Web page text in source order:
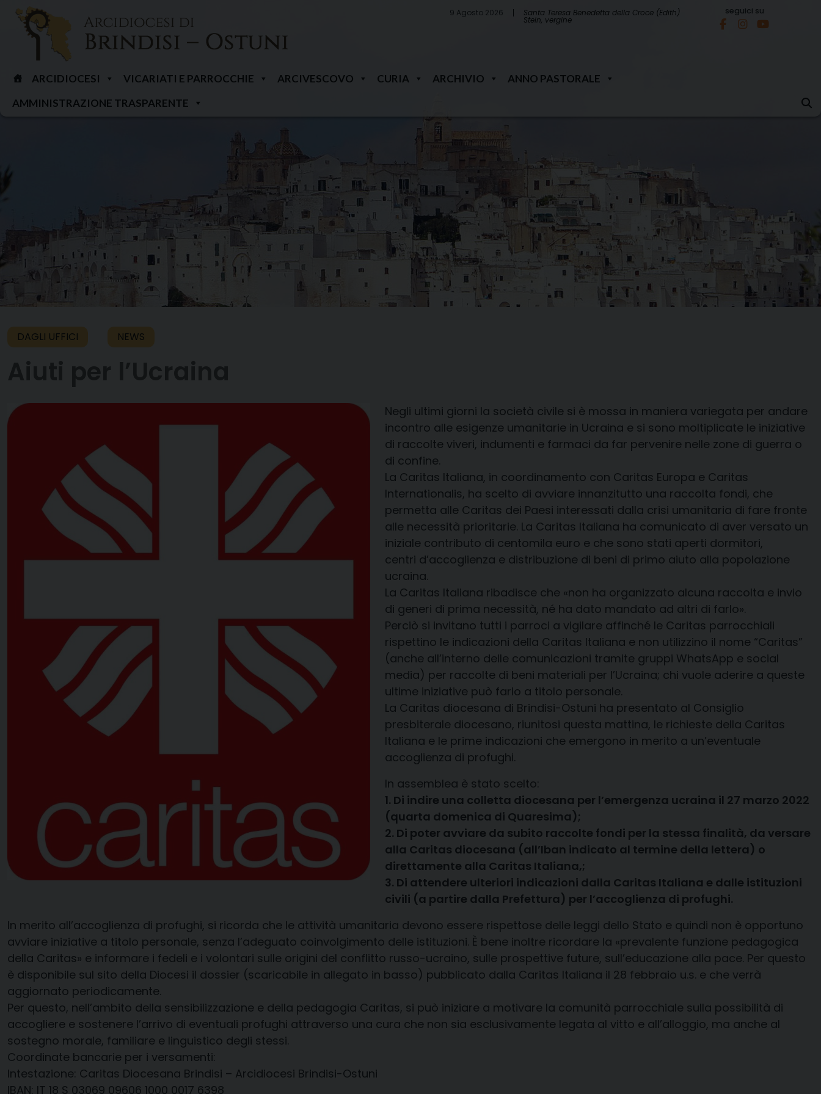
Skip
content
9 Agosto 2026 Santa Teresa Benedetta della Croce (Edith)
Stein, vergine
seguici su
ARCIDIOCESI VICARIATI E PARROCCHIE ARCIVESCOVO CURIA ARCHIVIO
ANNO PASTORALE
AMMINISTRAZIONE TRASPARENTE
DAGLI UFFICI NEWS
Negli ultimi giorni la società civile si è mossa in maniera variegata per andare
incontro alle esigenze umanitarie in Ucraina e si sono moltiplicate le iniziative
di raccolte viveri, indumenti e farmaci da far pervenire nelle zone di guerra o
di confine.
La Caritas Italiana, in coordinamento con Caritas Europa e Caritas
Internationalis, ha scelto di avviare innanzitutto una raccolta fondi, che
permetta alle Caritas dei Paesi interessati dalla crisi umanitaria di fare fronte
alle necessità prioritarie. La Caritas Italiana ha comunicato di aver versato un
iniziale contributo di centomila euro e che sono stati aperti dormitori,
centri d’accoglienza e distribuzione di beni di primo aiuto alla popolazione
ucraina.
La Caritas Italiana ribadisce che «non ha organizzato alcuna raccolta e invio
di generi di prima necessità, né ha dato mandato ad altri di farlo».
Perciò si invitano tutti i parroci a vigilare affinché le Caritas parrocchiali
rispettino le indicazioni della Caritas Italiana e non utilizzino il nome “Caritas”
(anche all’interno delle comunicazioni tramite gruppi WhatsApp e social
media) per raccolte di beni materiali per l’Ucraina; chi vuole aderire a queste
ultime iniziative può farlo a titolo personale.
La Caritas diocesana di Brindisi-Ostuni ha presentato al Consiglio
presbiterale diocesano, riunitosi questa mattina, le richieste della Caritas
Italiana e le prime indicazioni che emergono in merito a un’eventuale
accoglienza di profughi.
In assemblea è stato scelto:
1. Di indire una colletta diocesana per l’emergenza ucraina il 27 marzo 2022
(quarta domenica di Quaresima);
2. Di poter avviare da subito raccolte fondi per la stessa finalità, da versare
alla Caritas diocesana (all’Iban indicato al termine della lettera) o
direttamente alla Caritas Italiana,;
3. Di attendere ulteriori indicazioni dalla Caritas Italiana e dalle istituzioni
civili (a partire dalla Prefettura) per l’accoglienza di profughi.
In merito all’accoglienza di profughi, si ricorda che le attività umanitaria devono essere rispettose delle leggi dello Stato e quindi non è opportuno
avviare iniziative a titolo personale, senza l’adeguato coinvolgimento delle istituzioni. È bene inoltre ricordare la «prevalente funzione pedagogica
della Caritas» e informare i fedeli e i volontari sulle origini del conflitto russo-ucraino, sulle prospettive future, sull’educazione alla pace. Per questo
è disponibile sul sito della Diocesi il dossier (scaricabile in allegato in basso) pubblicato dalla Caritas Italiana il 28 febbraio u.s. e che verrà
aggiornato periodicamente.
Per questo, nell’ambito della sensibilizzazione e della pedagogia Caritas, si può iniziare a motivare la comunità parrocchiale sulla possibilità di
accogliere e sostenere l’arrivo di eventuali profughi attraverso una cura che non sia esclusivamente legata al vitto e all’alloggio, ma anche al
sostegno morale, familiare e linguistico degli stessi.
Coordinate bancarie per i versamenti:
Intestazione: Caritas Diocesana Brindisi – Arcidiocesi Brindisi-Ostuni
IBAN: IT 18 S 03069 09606 1000 0017 6398